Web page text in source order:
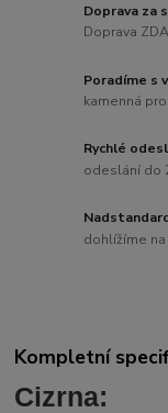
Doprava za
Doprava
Poradíme s
kamenná
Rychlé
odeslání do
dohlížíme
Kompletní
Cizrna: